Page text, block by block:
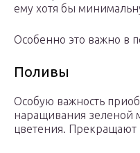
ему хотя бы
Особенно это важно в
Поливы
Особую важность
наращивания зеленой
цветения. Прекращают